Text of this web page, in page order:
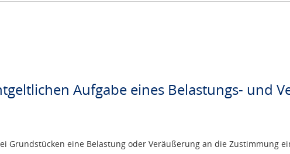
Aufgabe eines Belastungs- und
Grundstücken eine Belastung oder Veräußerung an die Zustimmung